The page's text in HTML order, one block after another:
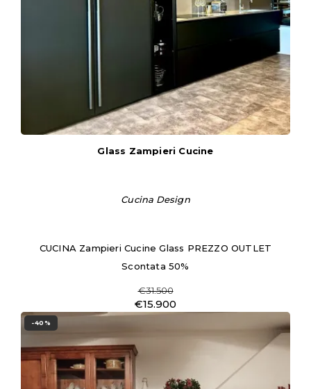
Glass Zampieri Cucine
Cucina Design
CUCINA Zampieri Cucine Glass PREZZO OUTLET
Scontata 50%
€31.500
€15.900
-40%